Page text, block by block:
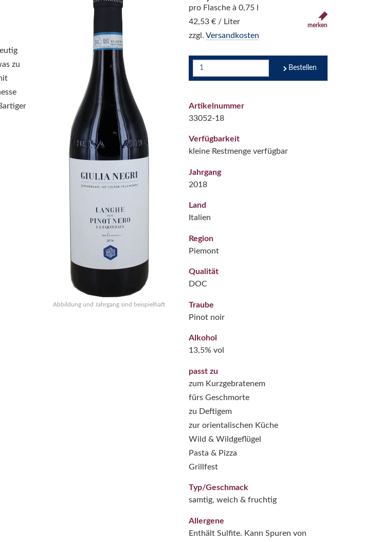
zu
Abbildung und Jahrgang sind beispielhaft
pro Flasche à 0,75 l
42,53 € / Liter
zzgl. Versandkosten
merken
Bestellen
Artikelnummer
33052-18
Verfügbarkeit
kleine Restmenge verfügbar
Jahrgang
2018
Land
Italien
Region
Piemont
Qualität
DOC
Traube
Pinot noir
Alkohol
13,5% vol
passt zu
zum Kurzgebratenem
fürs Geschmorte
zu Deftigem
zur orientalischen Küche
Wild & Wildgeflügel
Pasta & Pizza
Grillfest
Typ/Geschmack
samtig, weich & fruchtig
Allergene
Enthält Sulfite. Kann Spuren von